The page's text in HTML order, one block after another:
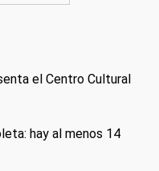
el Centro Cultural
hay al menos 14